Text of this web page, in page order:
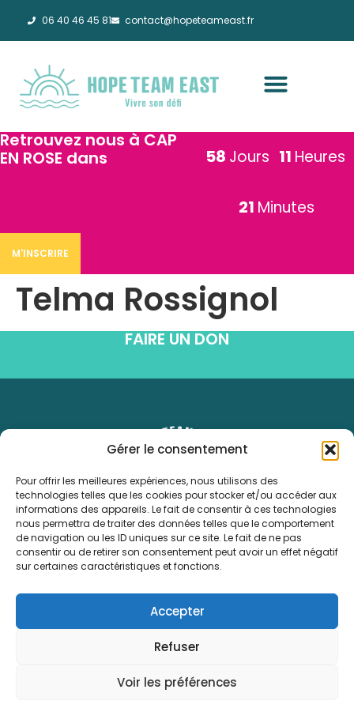
Gérer le consentement
Pour offrir les meilleures expériences, nous utilisons des
technologies telles que les cookies pour stocker et/ou accéder aux
informations des appareils. Le fait de consentir à ces technologies
nous permettra de traiter des données telles que le comportement
de navigation ou les ID uniques sur ce site. Le fait de ne pas
consentir ou de retirer son consentement peut avoir un effet négatif
sur certaines caractéristiques et fonctions.
Accepter
Refuser
Voir les préférences
06 40 46 45 81 contact@hopeteameast.fr
Retrouvez nous à CAP
EN ROSE dans
58 Jours 11 Heures
21 Minutes
M'INSCRIRE
Telma Rossignol
FAIRE UN DON
06 40 46 45 81
contact@hopeteameast.fr